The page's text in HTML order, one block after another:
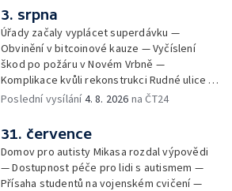
rozsudek v lihové kauze — Výročí
zavraždění Václava III. v Olomouci — Těžba
unikátní rašeliny pro lázně v Karlově
Studánce — Výběr ze sociálních sítí ČT —
Nový program pro léčbu obezity —
Olomoucké (nejen) shakespearovské léto
3. srpna
Úřady začaly vyplácet superdávku —
Obvinění v bitcoinové kauze — Vyčíslení
škod po požáru v Novém Vrbně —
Komplikace kvůli rekonstrukci Rudné ulice —
Nárůst zájmu o klimatizace — Výluka vlaků
Protipovodňová opatření v Troubkách —
Zájem o bydlení na vysokoškolskýc kolejích
— Vrcholí sklizeň levandulí
Poslední vysílání4. 8. 2026 na ČT24
31. července
Domov pro autisty Mikasa rozdal výpovědi
— Dostupnost péče pro lidi s autismem —
Přísaha studentů na vojenském cvičení —